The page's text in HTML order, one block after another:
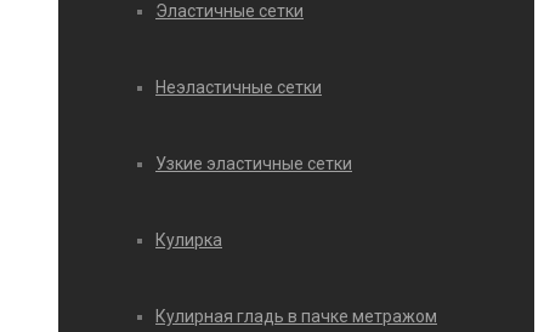
Эластичные сетки
Неэластичные сетки
Узкие эластичные сетки
Кулирка
Кулирная гладь в пачке метражом